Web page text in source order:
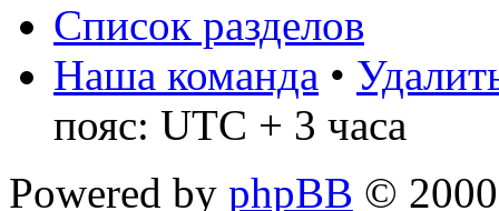
Список разделов
Наша команда •
пояс: UTC + 3 часа
Powered by phpBB ©